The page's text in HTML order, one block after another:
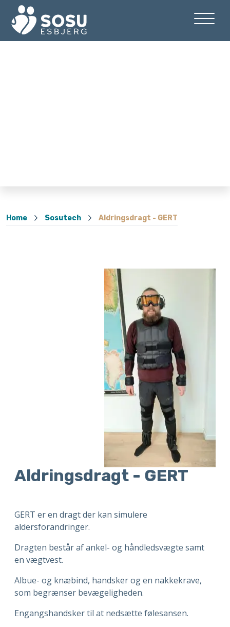
Home Sosutech Aldringsdragt - GERT
Aldringsdragt - GERT
GERT er en dragt der kan simulere
aldersforandringer.
Dragten består af ankel- og håndledsvægte samt
en vægtvest.
Albue- og knæbind, handsker og en nakkekrave,
som begrænser bevægeligheden.
Engangshandsker til at nedsætte følesansen.